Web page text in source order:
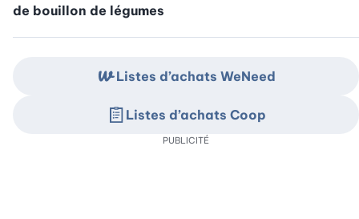
de bouillon de légumes
Listes d’achats WeNeed
Listes d’achats Coop
PUBLICITÉ